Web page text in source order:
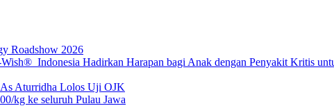
Roadshow 2026
Indonesia Hadirkan Harapan bagi Anak dengan Penyakit Kritis
Aturridha Lolos Uji OJK
kg ke seluruh Pulau Jawa